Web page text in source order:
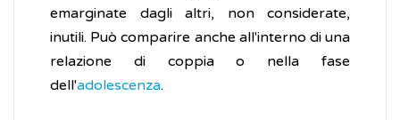
emarginate dagli altri, non considerate,
inutili. Può comparire anche all'interno di una
relazione di coppia o nella fase
dell'adolescenza.